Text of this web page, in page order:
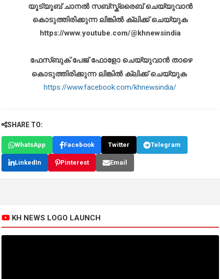
യൂട്യൂബ് ചാനൽ സബ്സ്ക്രൈബ് ചെയ്യുവാൻ
കൊടുത്തിരിക്കുന്ന ലിങ്കിൽ ക്ലിക്ക് ചെയ്യുക
https://www.youtube.com/@khnewsindia
ഫേസ്ബുക് പേജ് ഫോളോ ചെയ്യുവാൻ താഴെ
കൊടുത്തിരിക്കുന്ന ലിങ്കിൽ ക്ലിക്ക് ചെയ്യുക
https://www.facebook.com/khnewsindia/
SHARE TO:
WhatsApp Facebook Twitter Telegram
LinkedIn Pinterest Email
KH NEWS LOGO LAUNCH